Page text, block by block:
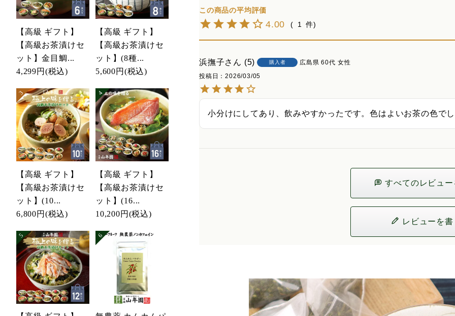
【高級 ギフト】
【高級お茶漬けセ
ット】金目鯛...
4,299円 (税込)
【高級 ギフト】
【高級お茶漬けセ
ット】(8種...
5,600円 (税込)
【高級 ギフト】
【高級お茶漬けセ
ット】(10...
6,800円 (税込)
【高級 ギフト】
【高級お茶漬けセ
ット】(16...
10,200円 (税込)
4.00 1
浜撫子 5 購入者 広島県 60代 女性
投稿日
2026/03/05
小分けにしてあり、飲みやすかったです。色はよいお茶の色で
すべてのレビュ
レビューを書